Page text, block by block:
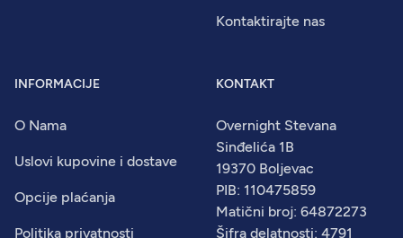
Kontaktirajte nas
INFORMACIJE
O Nama
Uslovi kupovine i dostave
Opcije plaćanja
Politika privatnosti
KONTAKT
Overnight Stevana
Sinđelića 1B
19370 Boljevac
PIB: 110475859
Matični broj: 64872273
Šifra delatnosti: 4791